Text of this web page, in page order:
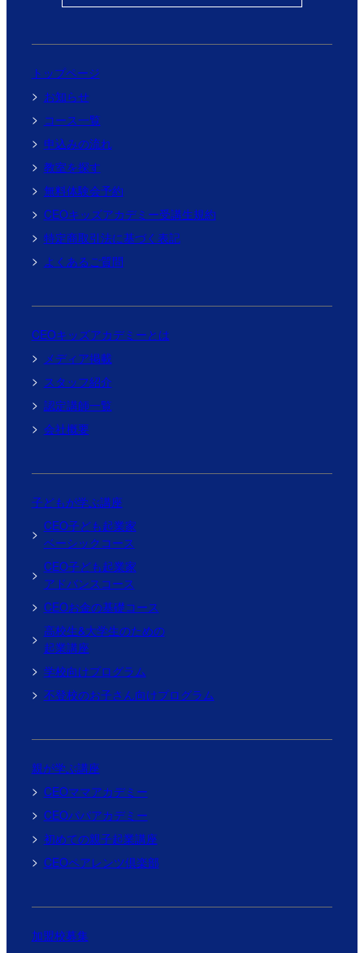
トップページ
お知らせ
コース一覧
申込みの流れ
教室を探す
無料体験会予約
CEOキッズアカデミー受講生規約
特定商取引法に基づく表記
よくあるご質問
CEOキッズアカデミーとは
メディア掲載
スタッフ紹介
認定講師一覧
会社概要
子どもが学ぶ講座
CEO子ども起業家
ベーシックコース
CEO子ども起業家
アドバンスコース
CEOお金の基礎コース
高校生&大学生のための
起業講座
学校向けプログラム
不登校のお子さん向けプログラム
親が学ぶ講座
CEOママアカデミー
CEOパパアカデミー
初めての親子起業講座
CEOペアレンツ倶楽部
加盟校募集